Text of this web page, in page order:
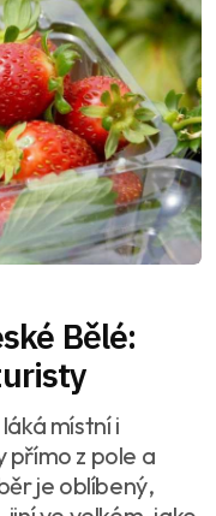
Bělé:
místní i
přímo z pole a
je oblíbený,